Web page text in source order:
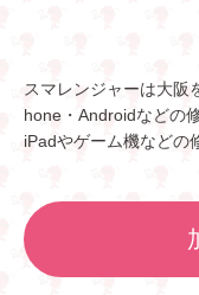
スマレンジャーは大阪
hone・Androidなどの
iPadやゲーム機などの